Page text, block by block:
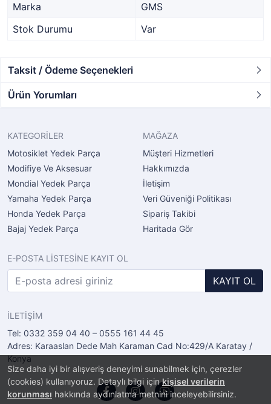
Size daha iyi bir alışveriş deneyimi sunabilmek için, çerezler
(cookies) kullanıyoruz. Detaylı bilgi içinkişisel verilerin
korunması hakkında aydınlatma metnini inceleyebilirsiniz.
Marka
GMS
Stok Durumu
Var
Taksit / Ödeme Seçenekleri
Ürün Yorumları
KATEGORİLER
Motosiklet Yedek Parça
Modifiye Ve Aksesuar
Mondial Yedek Parça
Yamaha Yedek Parça
Honda Yedek Parça
Bajaj Yedek Parça
MAĞAZA
Müşteri Hizmetleri
Hakkımızda
İletişim
Veri Güveniği Politikası
Sipariş Takibi
Haritada Gör
E-POSTA LİSTESİNE KAYIT OL
KAYIT OL
İLETİŞİM
Tel: 0332 359 04 40 – 0555 161 44 45
Adres: Karaaslan Dede Mah Karaman Cad No:429/A Karatay /
Konya